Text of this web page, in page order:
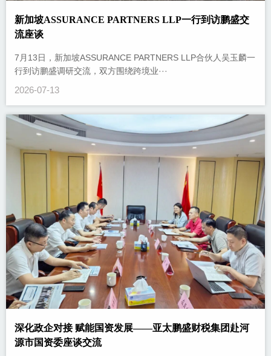
新加坡ASSURANCE PARTNERS LLP一行到访鹏盛交
流座谈
7月13日，新加坡ASSURANCE PARTNERS LLP合伙人吴玉麟一
行到访鹏盛调研交流，双方围绕跨境业···
2026-07-13
深化政企对接 赋能国资发展——亚太鹏盛财税集团赴河
源市国资委座谈交流